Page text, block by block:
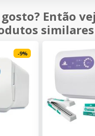
gosto? Então
similares
-9%